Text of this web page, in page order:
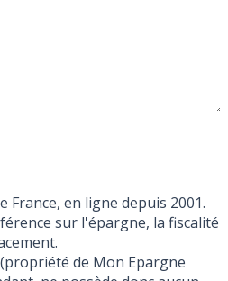
France, en ligne depuis 2001.
sur l'épargne, la fiscalité
de Mon Epargne